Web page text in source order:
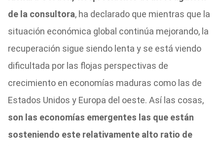
de la consultora, ha declarado que mientras que la
situación económica global continúa mejorando, la
recuperación sigue siendo lenta y se está viendo
dificultada por las flojas perspectivas de
crecimiento en economías maduras como las de
Estados Unidos y Europa del oeste. Así las cosas,
son las economías emergentes las que están
sosteniendo este relativamente alto ratio de